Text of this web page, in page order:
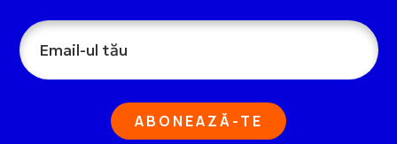
ABONEAZĂ-TE